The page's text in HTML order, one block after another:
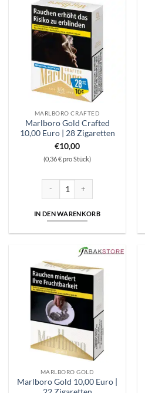
MARLBORO CRAFTED
Marlboro Gold Crafted
10,00 Euro | 28 Zigaretten
€10,00
(0,36 € pro Stück)
IN DEN WARENKORB
MARLBORO GOLD
Marlboro Gold 10,00 Euro |